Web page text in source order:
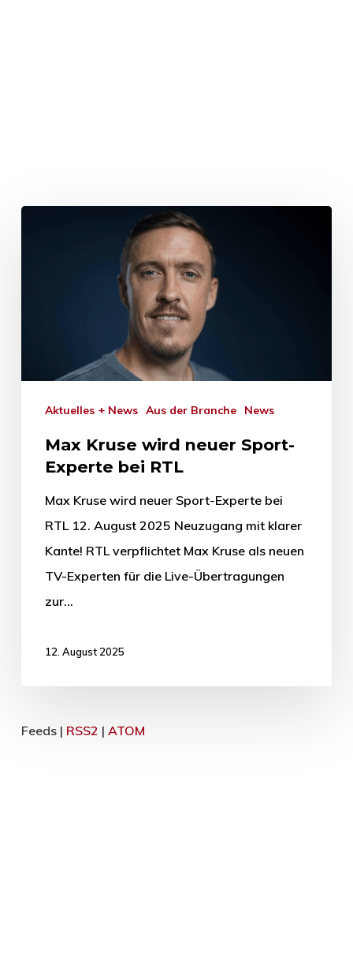
Aktuelles + News Aus der Branche News
Max Kruse wird neuer Sport-
Experte bei RTL
Max Kruse wird neuer Sport-Experte bei
RTL 12. August 2025 Neuzugang mit klarer
Kante! RTL verpflichtet Max Kruse als neuen
TV-Experten für die Live-Übertragungen
zur…
12. August 2025
Feeds | RSS2 | ATOM